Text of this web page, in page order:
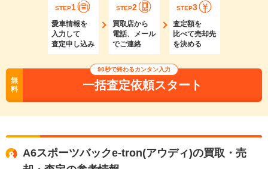
STEP1
愛車情報を
入力して
査定申し込み
STEP2
買取店から
電話、メール
でご連絡
STEP3
査定額を
比べて売却先
を決める
無
料
90秒で終わるカンタン入力
一括査定依頼スタート
A6スポーツバックe-tron(アウディ)の買取・売